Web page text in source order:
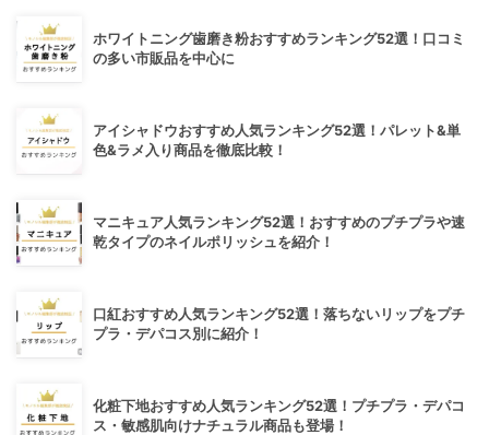
ホワイトニング歯磨き粉おすすめランキング52選！口コミ
の多い市販品を中心に
アイシャドウおすすめ人気ランキング52選！パレット&単
色&ラメ入り商品を徹底比較！
マニキュア人気ランキング52選！おすすめのプチプラや速
乾タイプのネイルポリッシュを紹介！
口紅おすすめ人気ランキング52選！落ちないリップをプチ
プラ・デパコス別に紹介！
化粧下地おすすめ人気ランキング52選！プチプラ・デパコ
ス・敏感肌向けナチュラル商品も登場！